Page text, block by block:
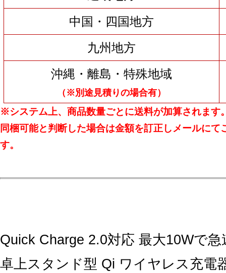
中国・四国地方
九州地方
沖縄・離島・特殊地域
（※別途見積りの場合有）
※システム上、商品数量ごとに送料が加算されます
同梱可能と判断した場合は金額を訂正しメールにて
す。
Quick Charge 2.0対応 最大10Wで急
卓上スタンド型 Qi ワイヤレス充電